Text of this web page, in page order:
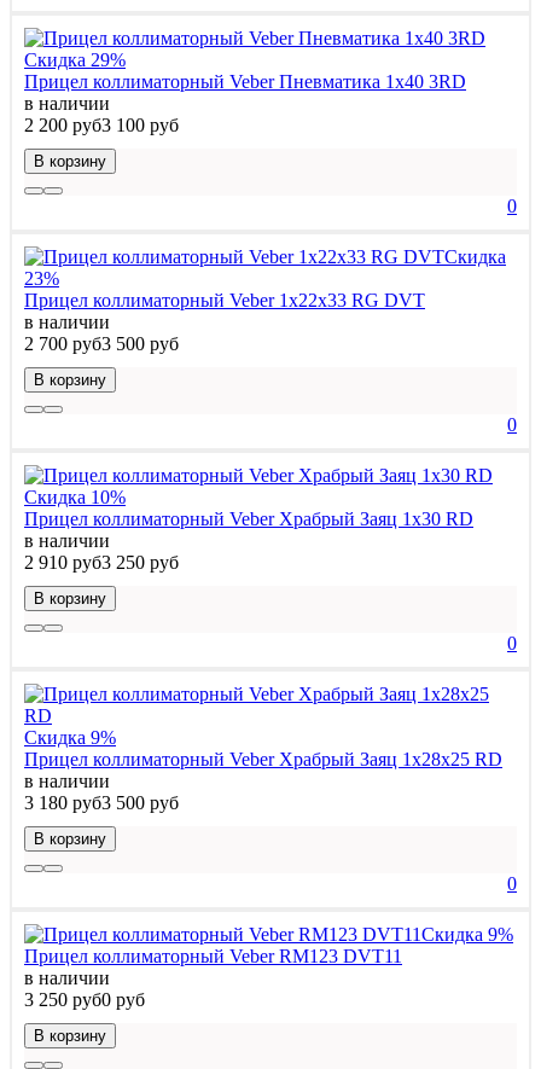
Скидка 29%
Прицел коллиматорный Veber Пневматика 1x40 3RD
в наличии
2 200 руб3 100 руб
В корзину
0
Скидка
23%
Прицел коллиматорный Veber 1x22x33 RG DVT
в наличии
2 700 руб3 500 руб
В корзину
0
Скидка 10%
Прицел коллиматорный Veber Храбрый Заяц 1х30 RD
в наличии
2 910 руб3 250 руб
В корзину
0
Скидка 9%
Прицел коллиматорный Veber Храбрый Заяц 1x28x25 RD
в наличии
3 180 руб3 500 руб
В корзину
0
Скидка 9%
Прицел коллиматорный Veber RM123 DVT11
в наличии
3 250 руб0 руб
В корзину